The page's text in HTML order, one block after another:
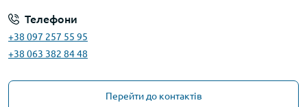
Телефони
+38 097 257 55 95
+38 063 382 84 48
Перейти до контактів